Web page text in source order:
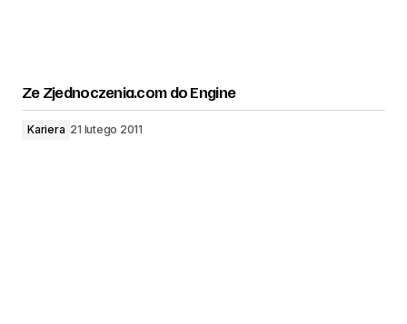
Ze Zjednoczenia.com do Engine
Kariera 21 lutego 2011